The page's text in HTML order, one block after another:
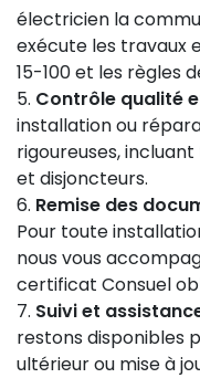
électricien la
exécute les travaux
15-100 et les règles
Contrôle qualité
installation ou
rigoureuses,
et disjoncteurs.
Remise des
Pour toute
nous vous
certificat Consuel
Suivi et
restons disponibles
ultérieur ou mise à